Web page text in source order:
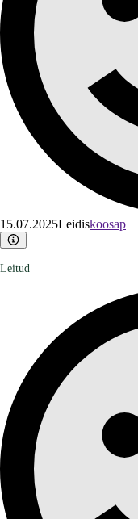
15.07.2025Leidiskoosap
Leitud